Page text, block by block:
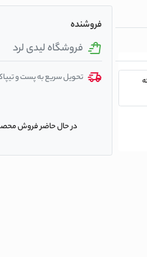
فروشنده
فروشگاه لیدی لرد
تحویل سریع به پست و
در حال حاضر فروش